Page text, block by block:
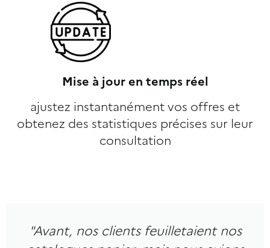
Mise à jour en temps réel
ajustez instantanément vos offres et
obtenez des statistiques précises sur leur
consultation
"Avant, nos clients feuilletaient nos